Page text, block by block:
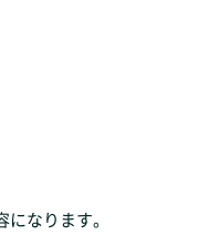
なります。